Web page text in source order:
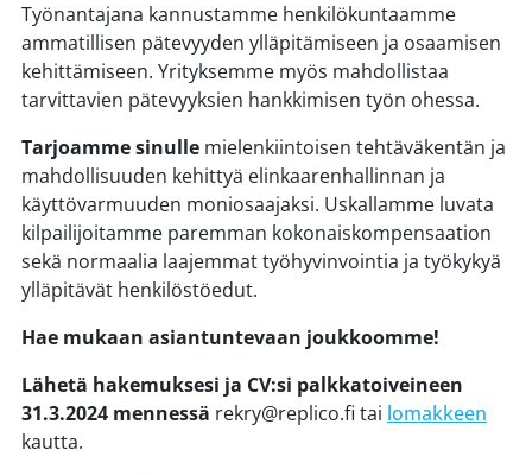
Työnantajana kannustamme henkilökuntaamme
ammatillisen pätevyyden ylläpitämiseen ja osaamisen
kehittämiseen. Yrityksemme myös mahdollistaa
tarvittavien pätevyyksien hankkimisen työn ohessa.
Tarjoamme sinullemielenkiintoisen tehtäväkentän ja
mahdollisuuden kehittyä elinkaarenhallinnan ja
käyttövarmuuden moniosaajaksi. Uskallamme luvata
kilpailijoitamme paremman kokonaiskompensaation
sekä normaalia laajemmat työhyvinvointia ja työkykyä
ylläpitävät henkilöstöedut.
Hae mukaan asiantuntevaan joukkoomme!
Lähetä hakemuksesi ja CV:si palkkatoiveineen
31.3.2024 mennessä rekry@replico.fi tai lomakkeen
kautta.